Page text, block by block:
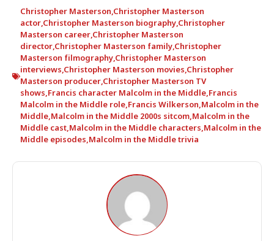
Christopher Masterson,Christopher Masterson
actor,Christopher Masterson biography,Christopher
Masterson career,Christopher Masterson
director,Christopher Masterson family,Christopher
Masterson filmography,Christopher Masterson
interviews,Christopher Masterson movies,Christopher
Masterson producer,Christopher Masterson TV
shows,Francis character Malcolm in the Middle,Francis
Malcolm in the Middle role,Francis Wilkerson,Malcolm in the
Middle,Malcolm in the Middle 2000s sitcom,Malcolm in the
Middle cast,Malcolm in the Middle characters,Malcolm in the
Middle episodes,Malcolm in the Middle trivia